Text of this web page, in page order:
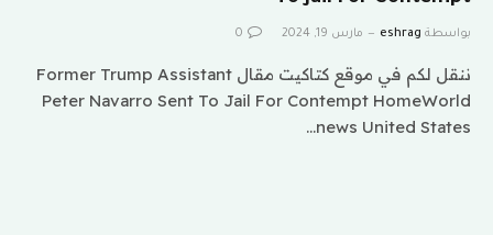
بواسطة eshrag مارس 19, 2024 0
ننقل لكم في موقع كتاكيت مقال Former Trump Assistant
Peter Navarro Sent To Jail For Contempt HomeWorld
news United States…